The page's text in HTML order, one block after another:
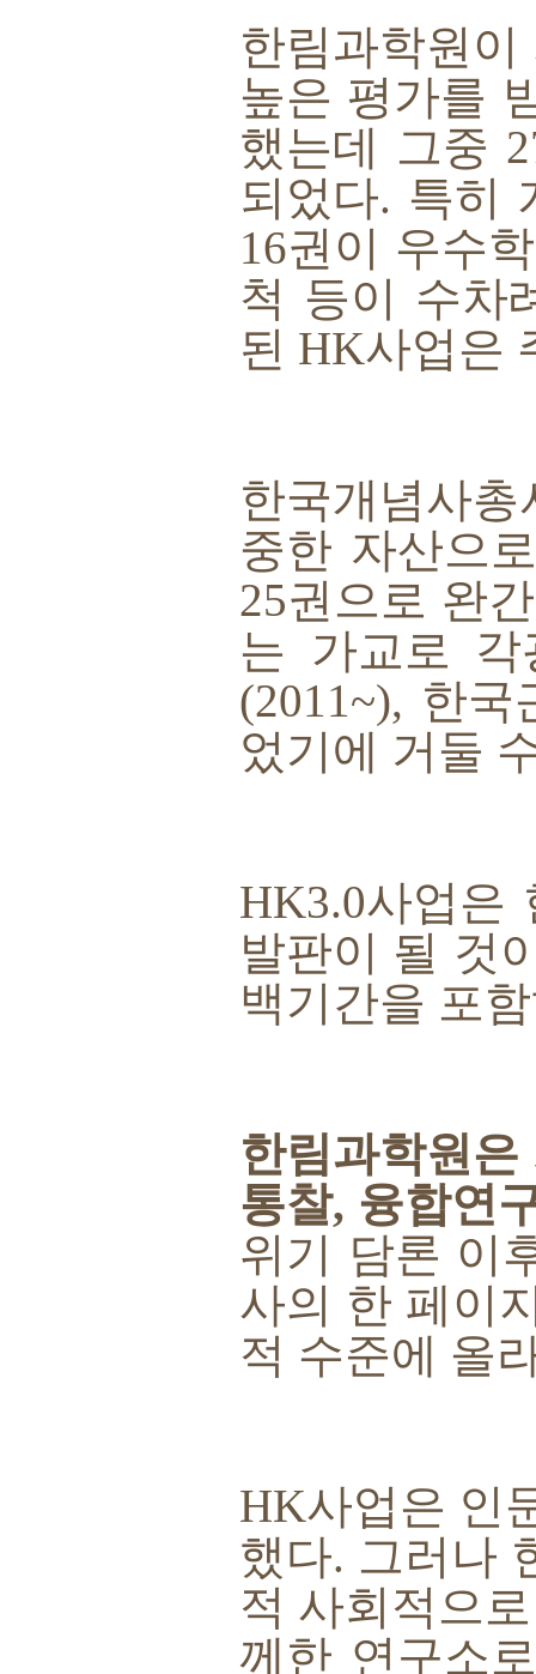
한림과학원
높은 평가를
했는데 그중
되었다. 특히
16권이 우수
척 등이 수차
된 HK사업은
한국개념사총
중한 자산으
25권으로 완
는 가교로
(2011~), 한국
었기에 거둘
HK3.0사업은
발판이 될 것
백기간을 포
한림과학원
통찰, 융합연
위기 담론 이
사의 한 페이
적 수준에 올
HK사업은 인
했다. 그러나
적 사회적으
께한 연구소